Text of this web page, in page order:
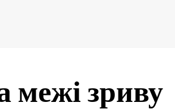
межі зриву